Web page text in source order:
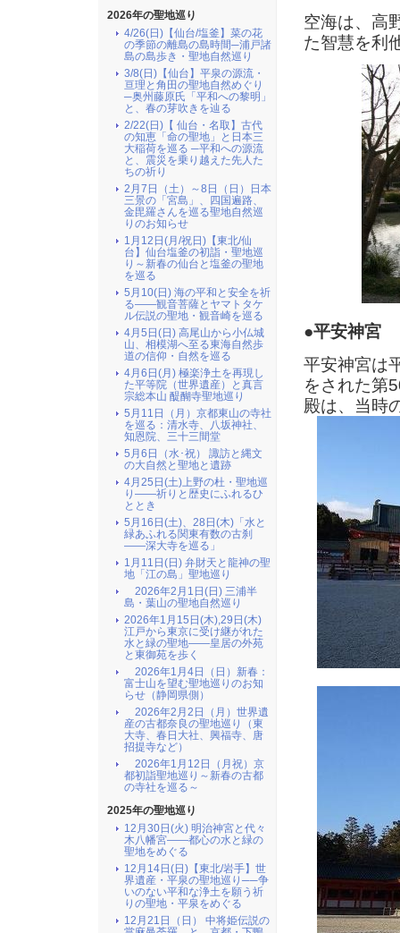
空海は、高
た智慧を利
●平安神宮
平安神宮は
をされた第
殿は、当時
2026年の聖地巡り
4/26(日)【仙台/塩釜】菜の花
の季節の離島の島時間─浦戸諸
島の島歩き・聖地自然巡り
3/8(日)【仙台】平泉の源流・
亘理と角田の聖地自然めぐり
─奥州藤原氏「平和への黎明」
と、春の芽吹きを辿る
2/22(日)【 仙台・名取】古代
の知恵「命の聖地」と日本三
大稲荷を巡る ─平和への源流
と、震災を乗り越えた先人た
ちの祈り
2月7日（土）～8日（日）日本
三景の「宮島」、四国遍路、
金毘羅さんを巡る聖地自然巡
りのお知らせ
1月12日(月/祝日)【東北/仙
台】仙台塩釜の初詣・聖地巡
り～新春の仙台と塩釜の聖地
を巡る
5月10(日) 海の平和と安全を祈
る――観音菩薩とヤマトタケ
ル伝説の聖地・観音崎を巡る
4月5日(日) 高尾山から小仏城
山、相模湖へ至る東海自然歩
道の信仰・自然を巡る
4月6日(月) 極楽浄土を再現し
た平等院（世界遺産）と真言
宗総本山 醍醐寺聖地巡り
5月11日（月）京都東山の寺社
を巡る：清水寺、八坂神社、
知恩院、三十三間堂
5月6日（水･祝） 諏訪と縄文
の大自然と聖地と遺跡
4月25日(土)上野の杜・聖地巡
り――祈りと歴史にふれるひ
ととき
5月16日(土)、28日(木)「水と
緑あふれる関東有数の古刹
――深大寺を巡る」
1月11日(日) 弁財天と龍神の聖
地「江の島」聖地巡り
2026年2月1日(日) 三浦半
島・葉山の聖地自然巡り
2026年1月15日(木),29日(木)
江戸から東京に受け継がれた
水と緑の聖地――皇居の外苑
と東御苑を歩く
2026年1月4日（日）新春：
富士山を望む聖地巡りのお知
らせ（静岡県側）
2026年2月2日（月）世界遺
産の古都奈良の聖地巡り（東
大寺、春日大社、興福寺、唐
招提寺など）
2026年1月12日（月祝）京
都初詣聖地巡り～新春の古都
の寺社を巡る～
2025年の聖地巡り
12月30日(火) 明治神宮と代々
木八幡宮――都心の水と緑の
聖地をめぐる
12月14日(日)【東北/岩手】世
界遺産・平泉の聖地巡り──争
いのない平和な浄土を願う祈
りの聖地・平泉をめぐる
12月21日（日） 中将姫伝説の